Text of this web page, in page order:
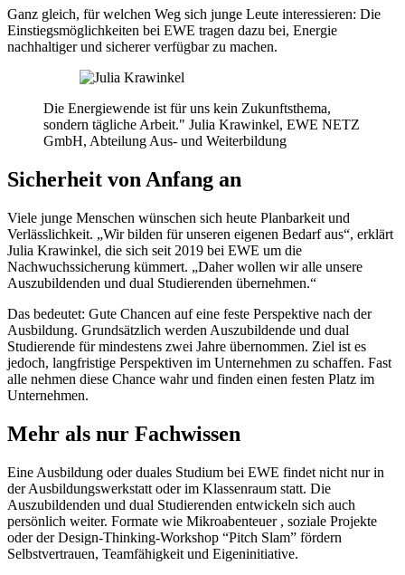
Ganz gleich, für welchen Weg sich junge Leute interessieren: Die
Einstiegsmöglichkeiten bei EWE tragen dazu bei, Energie
nachhaltiger und sicherer verfügbar zu machen.
Die Energiewende ist für uns kein Zukunftsthema,
sondern tägliche Arbeit." Julia Krawinkel, EWE NETZ
GmbH, Abteilung Aus- und Weiterbildung
Sicherheit von Anfang an
Viele junge Menschen wünschen sich heute Planbarkeit und
Verlässlichkeit. „Wir bilden für unseren eigenen Bedarf aus“, erklärt
Julia Krawinkel, die sich seit 2019 bei EWE um die
Nachwuchssicherung kümmert. „Daher wollen wir alle unsere
Auszubildenden und dual Studierenden übernehmen.“
Das bedeutet: Gute Chancen auf eine feste Perspektive nach der
Ausbildung. Grundsätzlich werden Auszubildende und dual
Studierende für mindestens zwei Jahre übernommen. Ziel ist es
jedoch, langfristige Perspektiven im Unternehmen zu schaffen. Fast
alle nehmen diese Chance wahr und finden einen festen Platz im
Unternehmen.
Mehr als nur Fachwissen
Eine Ausbildung oder duales Studium bei EWE findet nicht nur in
der Ausbildungswerkstatt oder im Klassenraum statt. Die
Auszubildenden und dual Studierenden entwickeln sich auch
persönlich weiter. Formate wie Mikroabenteuer , soziale Projekte
oder der Design-Thinking-Workshop “Pitch Slam” fördern
Selbstvertrauen, Teamfähigkeit und Eigeninitiative.